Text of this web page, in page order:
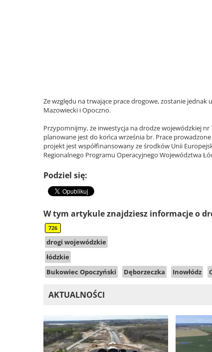
Ze względu na trwające prace drogowe, zostanie
Mazowiecki i Opoczno.
Przypomnijmy, że inwestycja na drodze wojewódzkiej nr
planowane jest do końca września br. Prace
projekt jest współfinansowany ze środków Unii
Regionalnego Programu Operacyjnego Województwa
Podziel się:
W tym artykule znajdziesz informacje o
726
drogi wojewódzkie
łódzkie
Bukowiec Opoczyński
Dęborzeczka Inowłódz
AKTUALNOŚCI